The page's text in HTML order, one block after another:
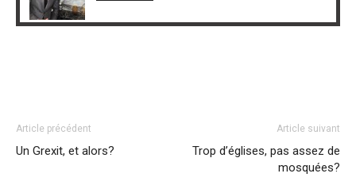
Article précédent
Un Grexit, et alors?
Article suivant
Trop d’églises, pas assez de
mosquées?